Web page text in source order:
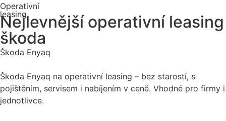
Operativní
leasing
Nejlevnější operativní leasing
škoda
Škoda Enyaq
Škoda Enyaq na operativní leasing – bez starostí, s
pojištěním, servisem i nabíjením v ceně. Vhodné pro firmy i
jednotlivce.